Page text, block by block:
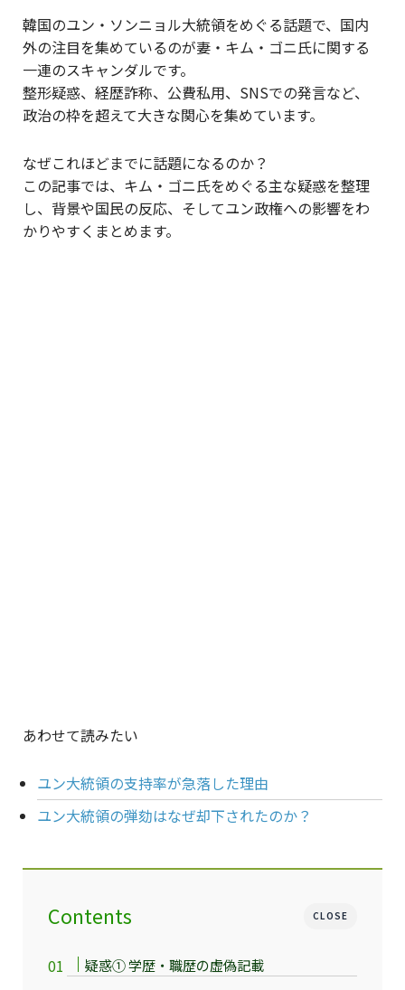
韓国のユン・ソンニョル大統領をめぐる話題で、国内
外の注目を集めているのが妻・キム・ゴニ氏に関する
一連のスキャンダルです。
整形疑惑、経歴詐称、公費私用、SNSでの発言など、
政治の枠を超えて大きな関心を集めています。
なぜこれほどまでに話題になるのか？
この記事では、キム・ゴニ氏をめぐる主な疑惑を整理
し、背景や国民の反応、そしてユン政権への影響をわ
かりやすくまとめます。
あわせて読みたい
ユン大統領の支持率が急落した理由
ユン大統領の弾劾はなぜ却下されたのか？
CLOSE
Contents
疑惑① 学歴・職歴の虚偽記載